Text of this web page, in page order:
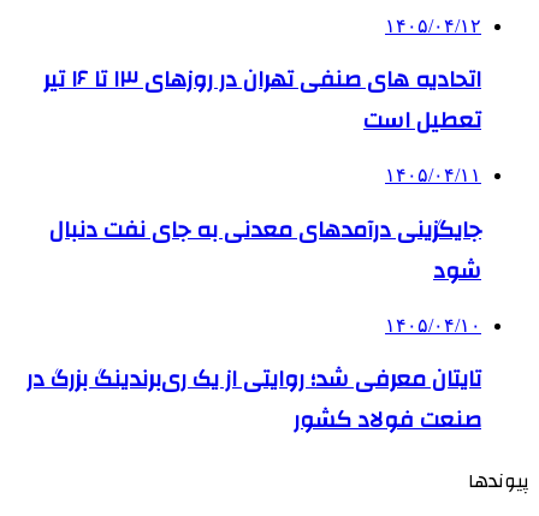
۱۴۰۵/۰۴/۱۲
اتحادیه های صنفی تهران در روزهای ۱۳ تا ۱۶ تیر
تعطیل است
۱۴۰۵/۰۴/۱۱
جایگزینی درآمدهای معدنی به جای نفت دنبال
شود
۱۴۰۵/۰۴/۱۰
تایتان معرفی شد؛ روایتی از یک ری‌برندینگ بزرگ در
صنعت فولاد کشور
پیوندها